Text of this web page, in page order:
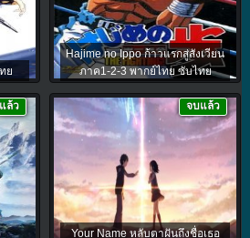
ย
Hajime no Ippo ก้าวแรกสู่สังเวียน
ภาค1-2-3 พากย์ไทย ซับไทย
ล้ว
Your Name หลับตาฝันถึงชื่อเธอ
จบแล้ว